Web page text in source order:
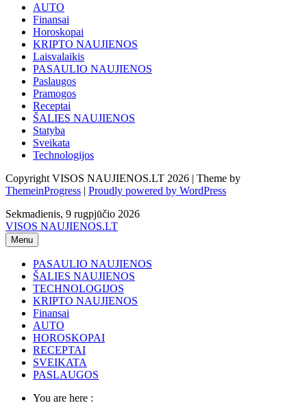
AUTO
Finansai
Horoskopai
KRIPTO NAUJIENOS
Laisvalaikis
PASAULIO NAUJIENOS
Paslaugos
Pramogos
Receptai
ŠALIES NAUJIENOS
Statyba
Sveikata
Technologijos
Copyright VISOS NAUJIENOS.LT 2026 | Theme by
ThemeinProgress | Proudly powered by WordPress
Sekmadienis, 9 rugpjūčio 2026
VISOS NAUJIENOS.LT
Menu
PASAULIO NAUJIENOS
ŠALIES NAUJIENOS
TECHNOLOGIJOS
KRIPTO NAUJIENOS
Finansai
AUTO
HOROSKOPAI
RECEPTAI
SVEIKATA
PASLAUGOS
You are here :